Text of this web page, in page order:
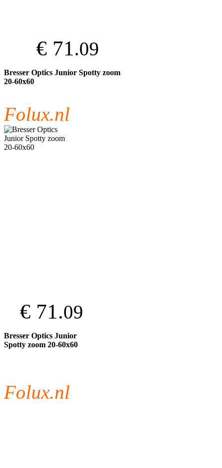
€ 71.09
Bresser Optics Junior Spotty zoom
20-60x60
Folux.nl
€ 71.09
Bresser Optics Junior
Spotty zoom 20-60x60
Folux.nl